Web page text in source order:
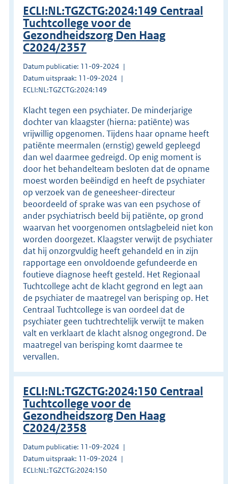
ECLI:NL:TGZCTG:2024:149 Centraal
Tuchtcollege voor de
Gezondheidszorg Den Haag
C2024/2357
Datum publicatie: 11-09-2024
Datum uitspraak: 11-09-2024
ECLI:NL:TGZCTG:2024:149
Klacht tegen een psychiater. De minderjarige
dochter van klaagster (hierna: patiënte) was
vrijwillig opgenomen. Tijdens haar opname heeft
patiënte meermalen (ernstig) geweld gepleegd
dan wel daarmee gedreigd. Op enig moment is
door het behandelteam besloten dat de opname
moest worden beëindigd en heeft de psychiater
op verzoek van de geneesheer-directeur
beoordeeld of sprake was van een psychose of
ander psychiatrisch beeld bij patiënte, op grond
waarvan het voorgenomen ontslagbeleid niet kon
worden doorgezet. Klaagster verwijt de psychiater
dat hij onzorgvuldig heeft gehandeld en in zijn
rapportage een onvoldoende gefundeerde en
foutieve diagnose heeft gesteld. Het Regionaal
Tuchtcollege acht de klacht gegrond en legt aan
de psychiater de maatregel van berisping op. Het
Centraal Tuchtcollege is van oordeel dat de
psychiater geen tuchtrechtelijk verwijt te maken
valt en verklaart de klacht alsnog ongegrond. De
maatregel van berisping komt daarmee te
vervallen.
ECLI:NL:TGZCTG:2024:150 Centraal
Tuchtcollege voor de
Gezondheidszorg Den Haag
C2024/2358
Datum publicatie: 11-09-2024
Datum uitspraak: 11-09-2024
ECLI:NL:TGZCTG:2024:150